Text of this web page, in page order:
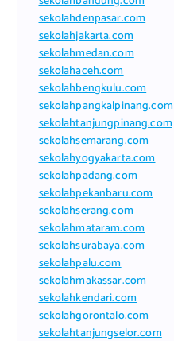
sekolahdenpasar.com
sekolahjakarta.com
sekolahmedan.com
sekolahaceh.com
sekolahbengkulu.com
sekolahpangkalpinang.com
sekolahtanjungpinang.com
sekolahsemarang.com
sekolahyogyakarta.com
sekolahpadang.com
sekolahpekanbaru.com
sekolahserang.com
sekolahmataram.com
sekolahsurabaya.com
sekolahpalu.com
sekolahmakassar.com
sekolahkendari.com
sekolahgorontalo.com
sekolahtanjungselor.com